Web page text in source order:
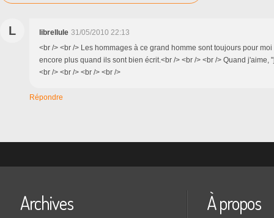
L librellule 31/05/2010 22:13
<br /> <br /> Les hommages à ce grand homme sont toujours pour
encore plus quand ils sont bien écrit.<br /> <br /> <br /> Quand j'aime,
<br /> <br /> <br /> <br />
Répondre
Archives À propos